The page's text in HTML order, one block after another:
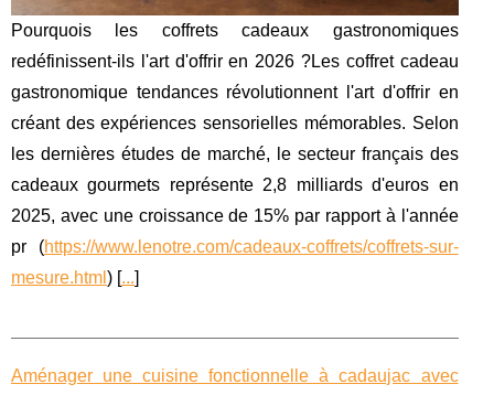
Pourquois les coffrets cadeaux gastronomiques
redéfinissent-ils l'art d'offrir en 2026 ?Les coffret cadeau
gastronomique tendances révolutionnent l'art d'offrir en
créant des expériences sensorielles mémorables. Selon
les dernières études de marché, le secteur français des
cadeaux gourmets représente 2,8 milliards d'euros en
2025, avec une croissance de 15% par rapport à l'année
pr (https://www.lenotre.com/cadeaux-coffrets/coffrets-sur-
mesure.html ) [...]
Aménager une cuisine fonctionnelle à cadaujac avec